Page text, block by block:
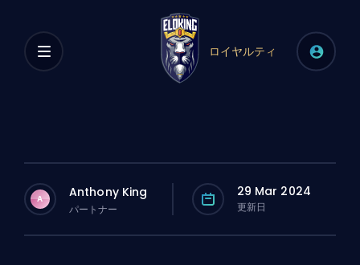
ロイヤルティ
A Anthony King
パートナー
29 Mar 2024
更新日